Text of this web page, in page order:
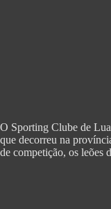
O Sporting Clube de
que decorreu na
de competição, os leões